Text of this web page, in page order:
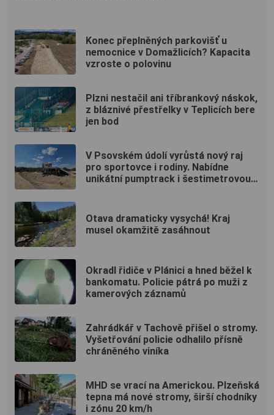
Konec přeplněných parkovišť u
nemocnice v Domažlicích? Kapacita
vzroste o polovinu
Plzni nestačil ani tříbrankový náskok,
z bláznivé přestřelky v Teplicích bere
jen bod
V Psovském údolí vyrůstá nový raj
pro sportovce i rodiny. Nabídne
unikátní pumptrack i šestimetrovou
Otava dramaticky vysychá! Kraj
musel okamžitě zasáhnout
Okradl řidiče v Plánici a hned běžel k
bankomatu. Policie pátrá po muži z
kamerových záznamů
Zahrádkář v Tachově přišel o stromy.
Vyšetřování policie odhalilo přísně
chráněného viníka
MHD se vrací na Americkou. Plzeňská
tepna má nové stromy, širší chodníky
i zónu 20 km/h